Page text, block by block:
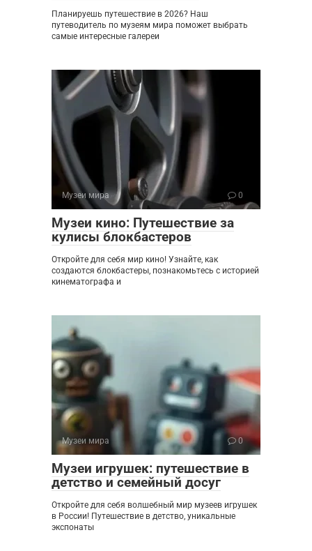
Планируешь путешествие в 2026? Наш
путеводитель по музеям мира поможет выбрать
самые интересные галереи
Музеи мира 0
Музеи кино: Путешествие за
кулисы блокбастеров
Откройте для себя мир кино! Узнайте, как
создаются блокбастеры, познакомьтесь с историей
кинематографа и
Музеи мира 0
Музеи игрушек: путешествие в
детство и семейный досуг
Откройте для себя волшебный мир музеев игрушек
в России! Путешествие в детство, уникальные
экспонаты